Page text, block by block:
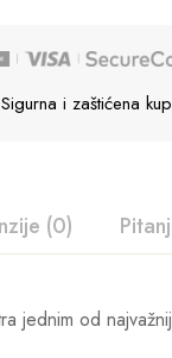
Sigurna i zaštićena
(0)
jednim od